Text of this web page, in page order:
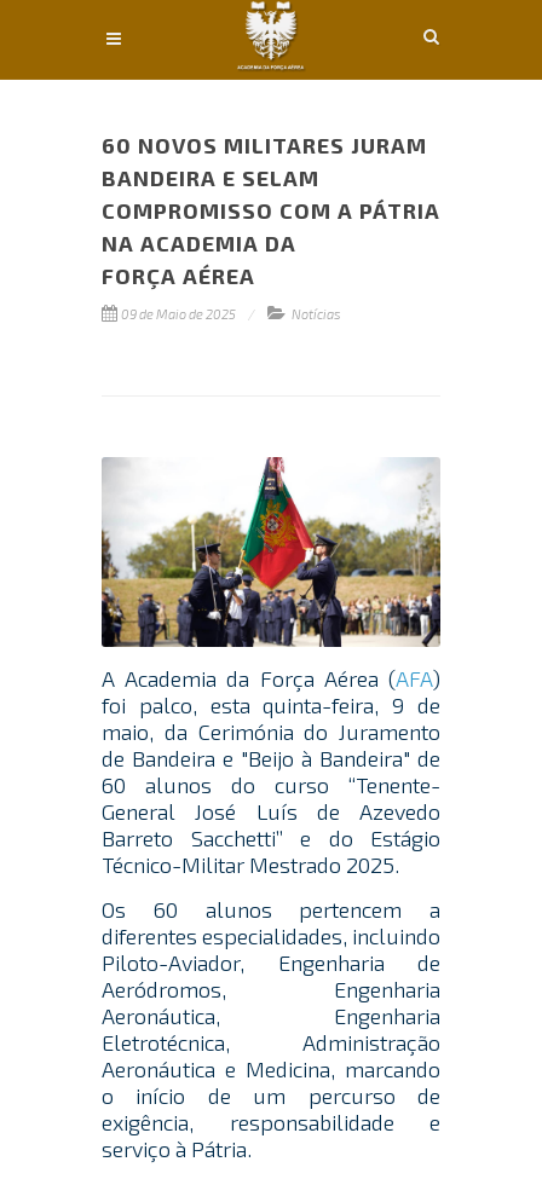
60 NOVOS MILITARES JURAM
BANDEIRA E SELAM
COMPROMISSO COM A PÁTRIA
NA ACADEMIA DA
FORÇA AÉREA
09 de Maio de 2025 Notícias
A Academia da Força Aérea (AFA)
foi palco, esta quinta-feira, 9 de
maio, da Cerimónia do Juramento
de Bandeira e "Beijo à Bandeira" de
60 alunos do curso “Tenente-
General José Luís de Azevedo
Barreto Sacchetti” e do Estágio
Técnico-Militar Mestrado 2025.
Os 60 alunos pertencem a
diferentes especialidades, incluindo
Piloto-Aviador, Engenharia de
Aeródromos, Engenharia
Aeronáutica, Engenharia
Eletrotécnica, Administração
Aeronáutica e Medicina, marcando
o início de um percurso de
exigência, responsabilidade e
serviço à Pátria.